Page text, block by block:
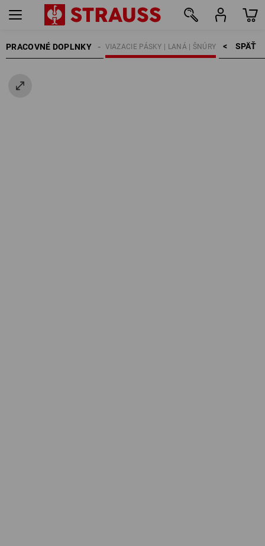
PRACOVNÉ DOPLNKY SPÄŤ    >
VIAZACIE PÁSKY | LANÁ | ŠNÚRY
UPEVŇOVACIA TECHNIKA